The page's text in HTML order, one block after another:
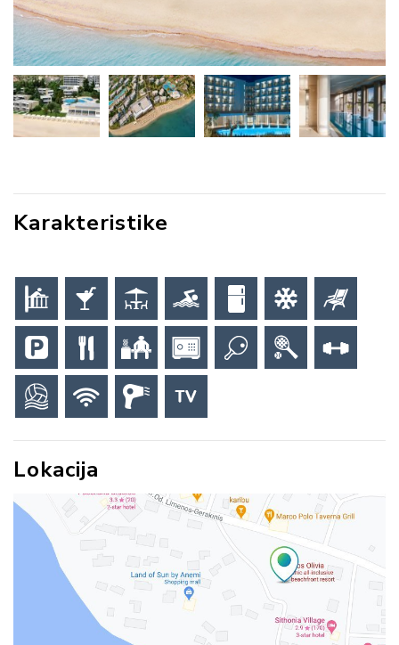
Karakteristike
Lokacija